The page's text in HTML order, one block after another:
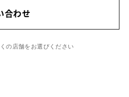
合わせ
の店舗をお選びください